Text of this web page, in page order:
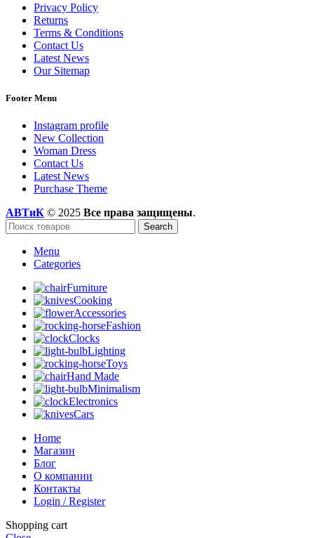
Privacy Policy
Returns
Terms & Conditions
Contact Us
Latest News
Our Sitemap
Footer Menu
Instagram profile
New Collection
Woman Dress
Contact Us
Latest News
Purchase Theme
АВТиК © 2025 Все права защищены.
Search
Menu
Categories
Furniture
Cooking
Accessories
Fashion
Clocks
Lighting
Toys
Hand Made
Minimalism
Electronics
Cars
Home
Магазин
Блог
О компании
Контакты
Login / Register
Shopping cart